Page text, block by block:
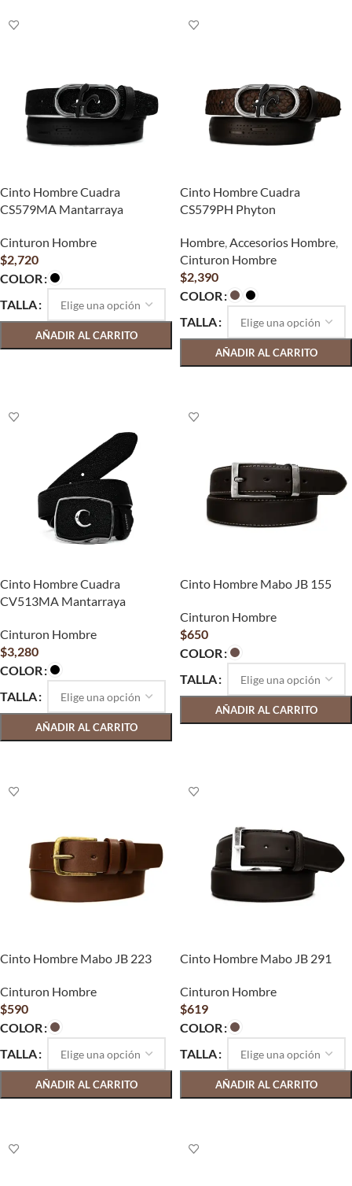
Cinto Hombre Cuadra
CS579MA Mantarraya
Cinturon Hombre
$2,720
COLOR
TALLA
AÑADIR AL CARRITO
Cinto Hombre Cuadra
CS579PH Phyton
Hombre,Accesorios Hombre,
Cinturon Hombre
$2,390
COLOR
TALLA
AÑADIR AL CARRITO
Cinto Hombre Cuadra
CV513MA Mantarraya
Cinturon Hombre
$3,280
COLOR
TALLA
AÑADIR AL CARRITO
Cinto Hombre Mabo JB 155
Cinturon Hombre
$650
COLOR
TALLA
AÑADIR AL CARRITO
Cinto Hombre Mabo JB 223
Cinturon Hombre
$590
COLOR
TALLA
AÑADIR AL CARRITO
Cinto Hombre Mabo JB 291
Cinturon Hombre
$619
COLOR
TALLA
AÑADIR AL CARRITO